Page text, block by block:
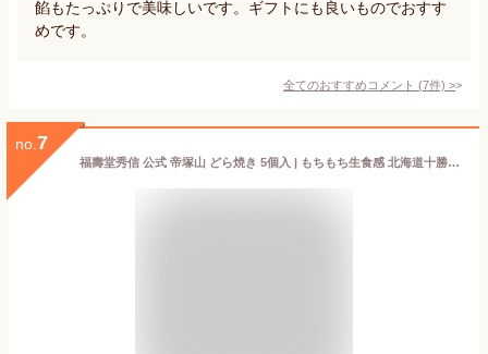
餡もたっぷりで美味しいです。ギフトにも良いものでおすす
めです。
全てのおすすめコメント (7件) >
no. 7
福壽堂秀信 公式 帝塚山 どら焼き 5個入 | もちもち生食感 北海道十勝産雅 自家製餡 粒餡 和菓子 和スイーツ 大阪土産 個包装 ギフト お取り寄せ 誕生日祝い 御祝 内祝